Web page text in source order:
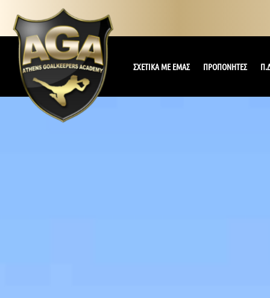
ΣΧΕΤΙΚΑ ΜΕ ΕΜΑΣ ΠΡΟΠΟΝΗΤΕΣ